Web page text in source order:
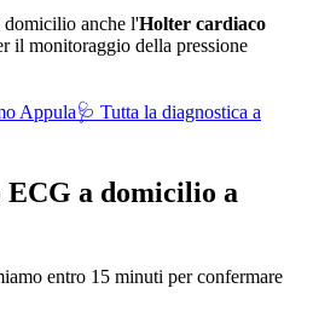
domicilio anche l'Holter cardiaco
il monitoraggio della pressione
Appula🩺 Tutta la diagnostica a
a domicilio a
entro 15 minuti per confermare